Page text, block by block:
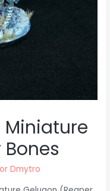
Miniature
Dmytro